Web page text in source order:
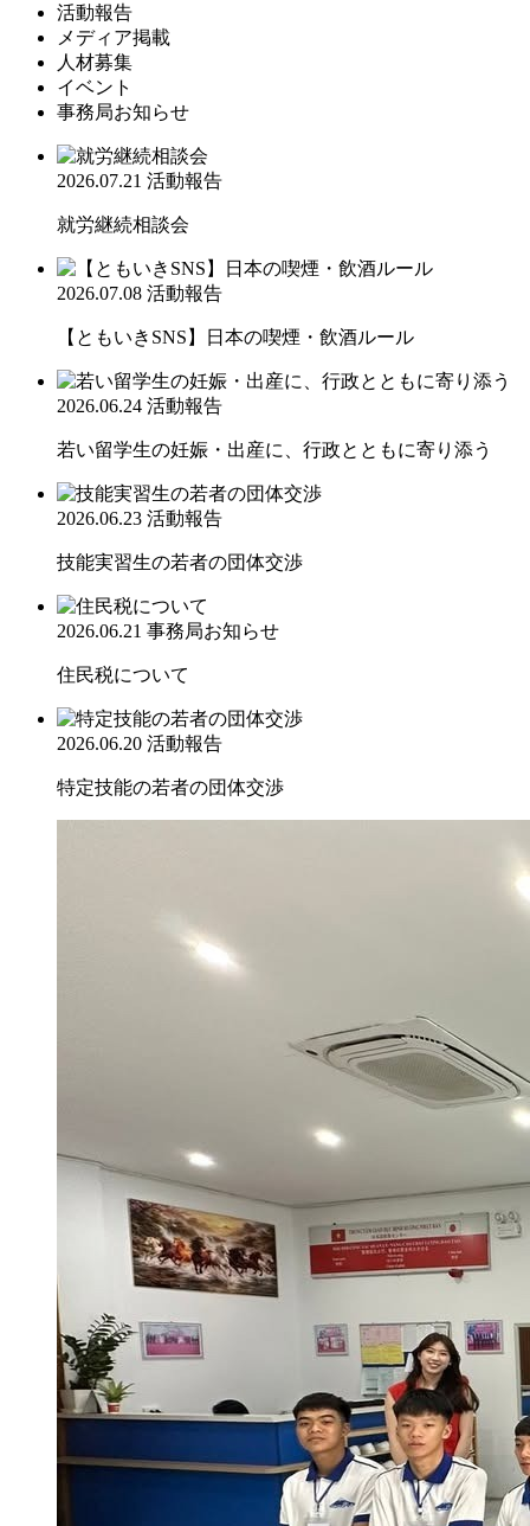
活動報告
メディア掲載
人材募集
イベント
事務局お知らせ
2026.07.21 活動報告
就労継続相談会
2026.07.08 活動報告
【ともいきSNS】日本の喫煙・飲酒ルール
2026.06.24 活動報告
若い留学生の妊娠・出産に、行政とともに寄り添う
2026.06.23 活動報告
技能実習生の若者の団体交渉
2026.06.21 事務局お知らせ
住民税について
2026.06.20 活動報告
特定技能の若者の団体交渉